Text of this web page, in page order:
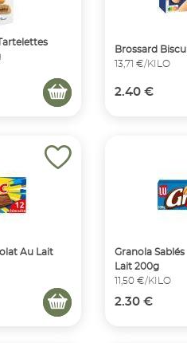
Brossard
13,71 €/KILO
2.40 €
Au Lait
Granola
Lait 200g
11,50 €/KILO
2.30 €